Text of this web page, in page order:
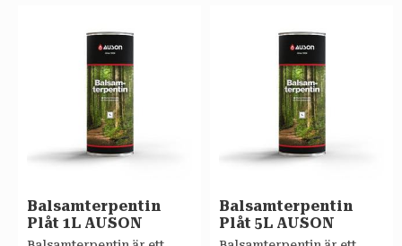
Balsamterpentin
Plåt 1L AUSON
Balsamterpentin
Plåt 5L AUSON